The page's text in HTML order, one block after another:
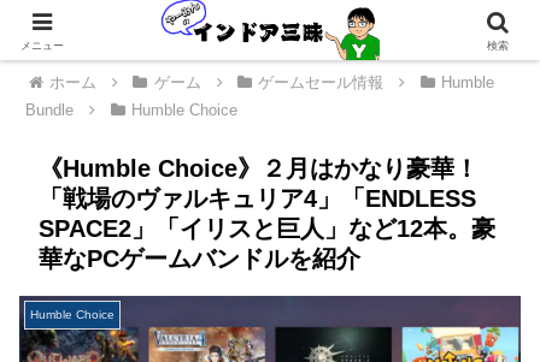
ホーム ゲーム ゲームセール情報
Humble
Bundle
Humble Choice
《Humble Choice》２月はかなり豪華！
「戦場のヴァルキュリア4」「ENDLESS
SPACE2」「イリスと巨人」など12本。豪
華なPCゲームバンドルを紹介
Humble Choice
メニュー 検索